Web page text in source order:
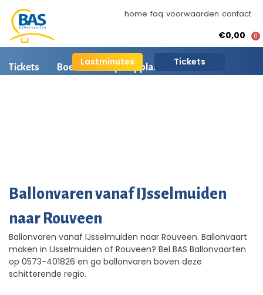
home faq voorwaarden contact
Lastminutes Tickets
€0,00 0
Tickets Boeken Opstapplaatsen
Ballonvaren vanaf IJsselmuiden
naar Rouveen
Ballonvaren vanaf IJsselmuiden naar Rouveen. Ballonvaart
maken in IJsselmuiden of Rouveen? Bel BAS Ballonvaarten
op 0573-401826 en ga ballonvaren boven deze
schitterende regio.